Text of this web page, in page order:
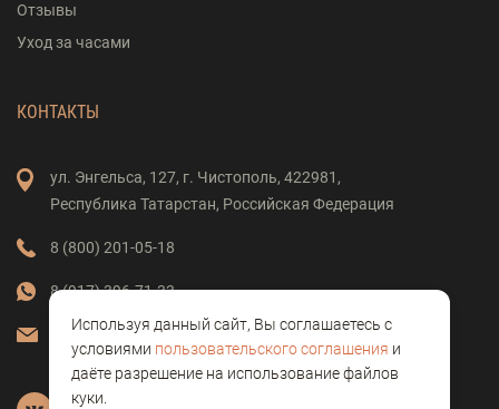
Отзывы
Уход за часами
КОНТАКТЫ
ул. Энгельса, 127, г. Чистополь, 422981,
Республика Татарстан, Российская Федерация
8 (800) 201-05-18
8 (917) 396-71-33
vostok-clock@mail.ru
Используя данный сайт, Вы соглашаетесь с
условиями пользовательского соглашения и
даёте разрешение на использование файлов
куки.